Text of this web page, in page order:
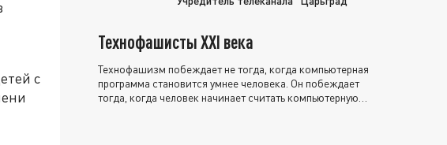
с
Технофашисты XXI века
Технофашизм побеждает не тогда, когда компьютерная
программа становится умнее человека. Он побеждает
тогда, когда человек начинает считать компьютерную